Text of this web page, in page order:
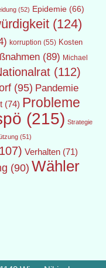
(52) Epidemie (66)
(124)
korruption (55) Kosten
(89) Michael
(112)
(95) Pandemie
(74) Probleme
(215) Strategie
(51)
Verhalten (71)
(90) Wähler